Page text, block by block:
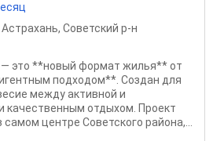
Астрахань, Советский р-н
это **новый формат жилья** от
подходом**. Создан для
между активной и
качественным отдыхом. Проект
центре Советского района,...